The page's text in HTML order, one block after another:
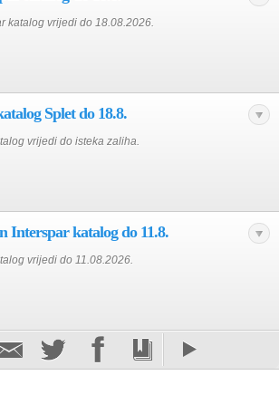
katalog vrijedi do 18.08.2026.
Splet do 18.8.
vrijedi do isteka zaliha.
Interspar katalog do 11.8.
vrijedi do 11.08.2026.